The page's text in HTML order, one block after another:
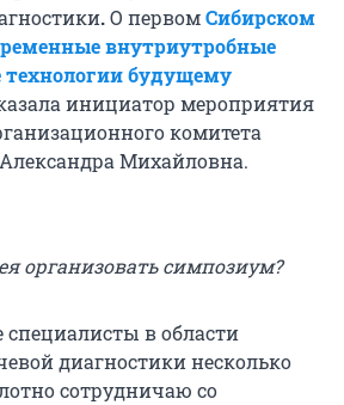
.О первомСибирском
внутриутробные
технологии будущему
инициатор мероприятия
комитета
Михайловна.
организовать симпозиум?
в области
диагностики несколько
сотрудничаю со